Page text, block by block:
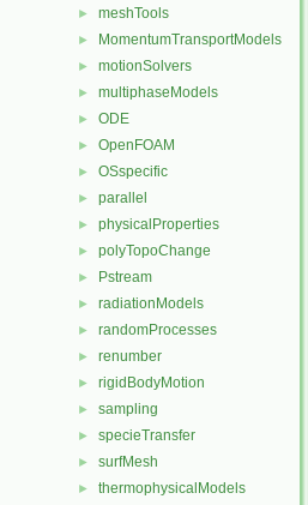
► meshTools
► MomentumTransportModels
► motionSolvers
► multiphaseModels
► ODE
► OpenFOAM
► OSspecific
► parallel
► physicalProperties
► polyTopoChange
► Pstream
► radiationModels
► randomProcesses
► renumber
► rigidBodyMotion
► sampling
► specieTransfer
► surfMesh
► thermophysicalModels